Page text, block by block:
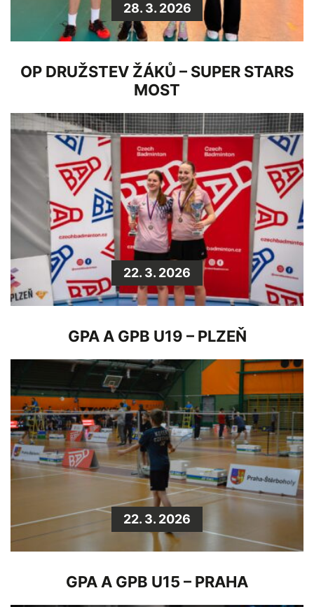
28. 3. 2026
OP DRUŽSTEV ŽÁKŮ – SUPER STARS
MOST
22. 3. 2026
GPA A GPB U19 – PLZEŇ
22. 3. 2026
GPA A GPB U15 – PRAHA